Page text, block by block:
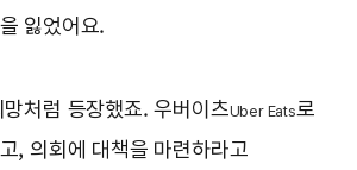
잃었어요.
처럼 등장했죠. 우버이츠Uber Eats로
, 의회에 대책을 마련하라고